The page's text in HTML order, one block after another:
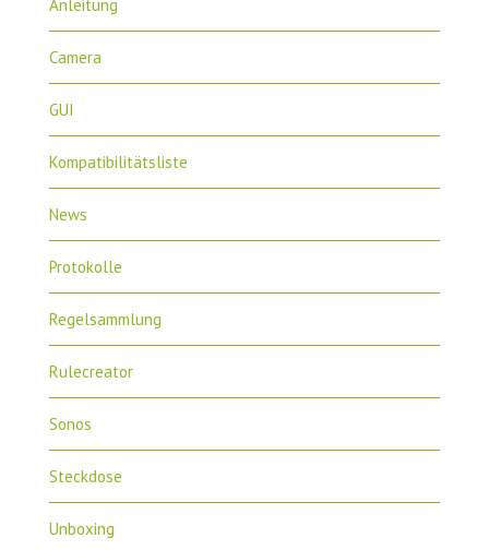
Anleitung
Camera
GUI
Kompatibilitätsliste
News
Protokolle
Regelsammlung
Rulecreator
Sonos
Steckdose
Unboxing